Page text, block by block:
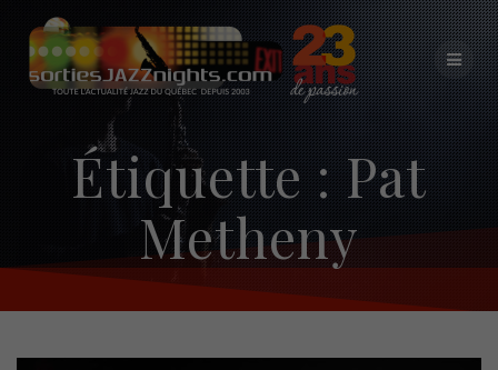
Skip
to
content
Étiquette :Pat
Metheny